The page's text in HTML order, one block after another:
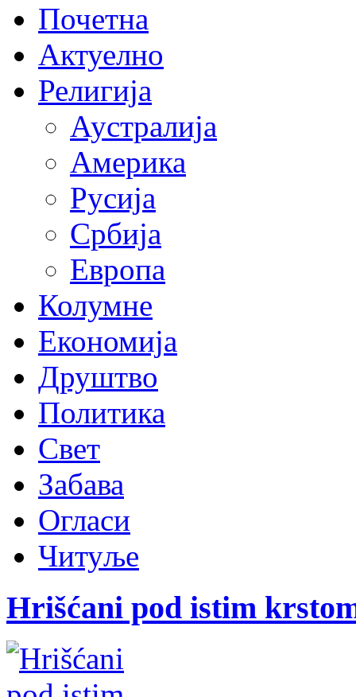
Почетна
Актуелно
Религија
Аустралија
Америка
Русија
Србија
Европа
Колумне
Економија
Друштво
Политика
Свет
Забава
Огласи
Читуље
Hrišćani pod istim